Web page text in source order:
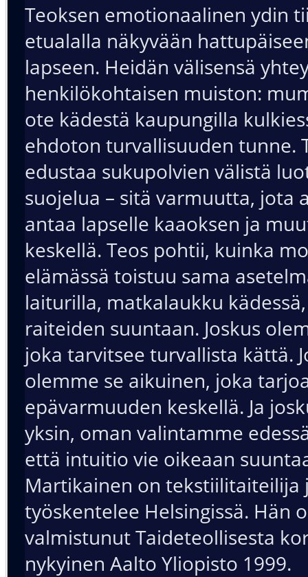
Teoksen emotionaalinen ydin
etualalla näkyvään
lapseen. Heidän välisensä
henkilökohtaisen muiston:
ote kädestä kaupungilla
ehdoton turvallisuuden tunne.
edustaa sukupolvien välistä
suojelua – sitä varmuutta, jota
antaa lapselle kaaoksen ja
keskellä. Teos pohtii, kuinka
elämässä toistuu sama
laiturilla, matkalaukku
raiteiden suuntaan. Joskus
joka tarvitsee turvallista kättä.
olemme se aikuinen, joka
epävarmuuden keskellä. Ja
yksin, oman valintamme
että intuitio vie oikeaan
Martikainen on tekstiilitaiteilija
työskentelee Helsingissä. Hän
valmistunut Taideteollisesta
nykyinen Aalto Yliopisto 1999.